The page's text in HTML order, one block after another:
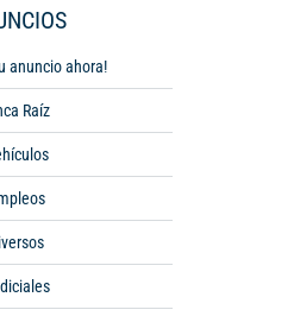
anuncio ahora!
Raíz